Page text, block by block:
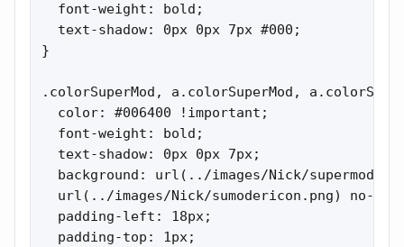
  font-weight: bold;
  text-shadow: 0px 0px 7px #000;
}
.colorSuperMod, a.colorSuperMod,
  color: #006400 !important;
  font-weight: bold;
  text-shadow: 0px 0px 7px;
background: url(../images/Nick/
url(../images/Nick/sumodericon.png) no-
  padding-left: 18px;
  padding-top: 1px;